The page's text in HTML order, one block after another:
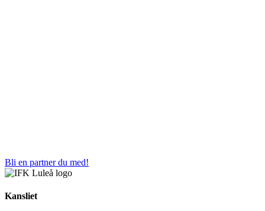
Bli en partner du med!
Kansliet